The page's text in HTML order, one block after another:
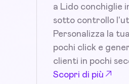
a Lido conchiglie
sotto controllo
Personalizza la
pochi click e
clienti in pochi
Scopri di più